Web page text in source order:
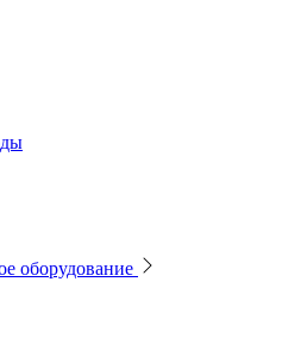
(вортексы)